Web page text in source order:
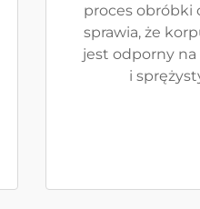
proces obróbki
sprawia, że
jest odporny na
i